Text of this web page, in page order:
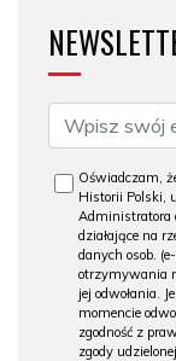
Oświadczam,
Historii Polski,
Administratora
działające na
danych osob.
otrzymywania
jej odwołania.
momencie
zgodność z
zgody